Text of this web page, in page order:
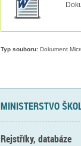
Typ souboru:Dokument
MINISTERSTVO
Rejstříky, databáze